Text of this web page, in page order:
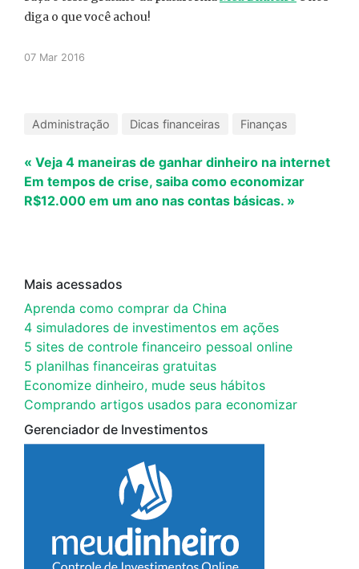
diga o que você achou!
07 Mar 2016
Administração Dicas financeiras Finanças
« Veja 4 maneiras de ganhar dinheiro na internet
Em tempos de crise, saiba como economizar
R$12.000 em um ano nas contas básicas. »
Mais acessados
Aprenda como comprar da China
4 simuladores de investimentos em ações
5 sites de controle financeiro pessoal online
5 planilhas financeiras gratuitas
Economize dinheiro, mude seus hábitos
Comprando artigos usados para economizar
Gerenciador de Investimentos